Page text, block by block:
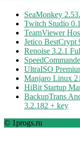
SeaMonkey
Twitch Studio
TeamViewer
Jetico BestCrypt
Renoise 3.2.1
UltraISO
Manjaro Linux
HiBit Startup
BackupTrans
3.2.182 + key
© 1progs.ru